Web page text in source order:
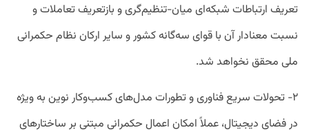
تعریف ارتباطات شبکه‌ای میان‌-تنظیم‌گری و بازتعریف تعاملات و
نسبت معنادار آن با قوای سه‌گانه کشور و سایر ارکان نظام حکمرانی
ملی محقق نخواهد شد.
۲- تحولات سریع فناوری و تطورات مدل‌های کسب‌وکار نوین به‌ ویژه
در فضای دیجیتال، عملاً امکان اعمال حکمرانی مبتنی بر ساختارهای